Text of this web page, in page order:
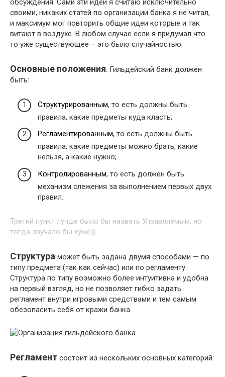
обсуждения. Сами эти идеи я считаю исключительно
своими, никаких статей по организации банка я не читал,
и максимум мог повторить общие идеи которые и так
витают в воздухе. В любом случае если я придумал что
то уже существующее – это было случайностью
Основные положения. Гильдейский банк должен
быть:
Структурированным, то есть должны быть
правила, какие предметы куда класть;
Регламентированным, то есть должны быть
правила, какие предметы можно брать, какие
нельзя, а какие нужно;
Контролированным, то есть должен быть
механизм слежения за выполнением первых двух
правил.
Третий пункт лучше было бы назвать Управляемым, но
тогда звучало бы хуже))
Структура может быть задана двумя способами — по
типу предмета (так как сейчас) или по регламенту.
Структура по типу возможно более интуитивна и удобна
на первый взгляд, но не позволяет гибко задать
регламент внутри игровыми средствами и тем самым
обезопасить себя от кражи банка.
Регламент состоит из нескольких основных категорий: